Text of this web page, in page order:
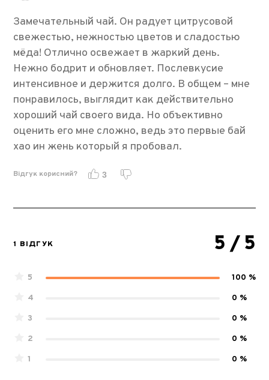
Замечательный чай. Он радует цитрусовой
свежестью, нежностью цветов и сладостью
мёда! Отлично освежает в жаркий день.
Нежно бодрит и обновляет. Послевкусие
интенсивное и держится долго. В общем – мне
понравилось, выглядит как действительно
хороший чай своего вида. Но объективно
оценить его мне сложно, ведь это первые бай
хао ин жень который я пробовал.
Відгук корисний? 3
1 ВІДГУК 5 / 5
5
100 %
4
0 %
3
0 %
2
0 %
1
0 %